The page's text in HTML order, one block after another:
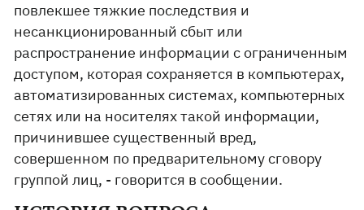
повлекшее тяжкие последствия и
несанкционированный сбыт или
распространение информации с ограниченным
доступом, которая сохраняется в компьютерах,
автоматизированных системах, компьютерных
сетях или на носителях такой информации,
причинившее существенный вред,
совершенном по предварительному сговору
группой лиц, - говорится в сообщении.